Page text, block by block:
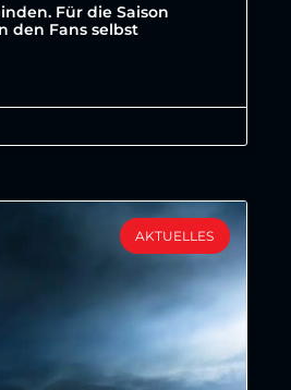
Für die Saison
den Fans selbst
AKTUELLES